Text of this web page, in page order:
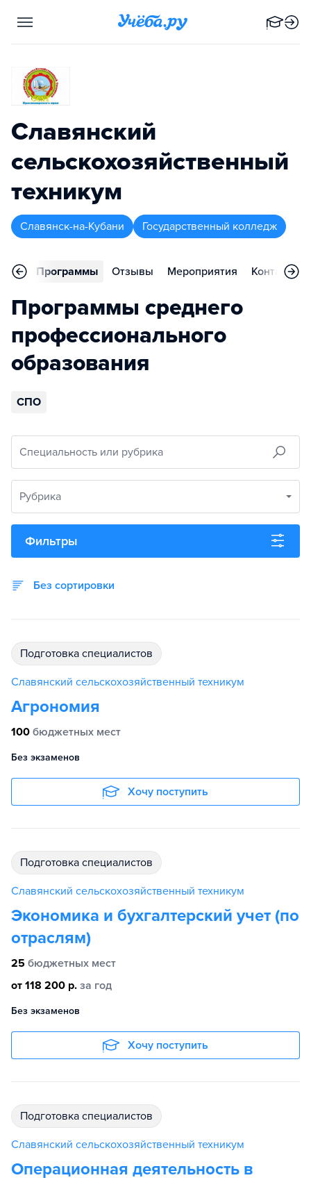
Славянский
сельскохозяйственный
техникум
Славянск-на-Кубани Государственный колледж
Программы Отзывы Мероприятия Контакты
Программы среднего
профессионального
образования
СПО
Специальность или рубрика
Рубрика
Фильтры
Без сортировки
подготовка специалистов
Славянский сельскохозяйственный техникум
Агрономия
100 бюджетных мест
Без экзаменов
Хочу поступить
подготовка специалистов
Славянский сельскохозяйственный техникум
Экономика и бухгалтерский учет (по
отраслям)
25 бюджетных мест
от 118 200 р. за год
Без экзаменов
Хочу поступить
подготовка специалистов
Славянский сельскохозяйственный техникум
Операционная деятельность в